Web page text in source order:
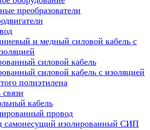
преобразователи
и медный силовой кабель с
силовой кабель
силовой кабель с изоляцией
полиэтилена
кабель
провод
самонесущий изолированный СИП